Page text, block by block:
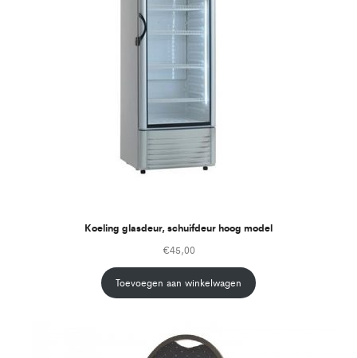
Koeling glasdeur, schuifdeur hoog model
€45,00
Toevoegen aan winkelwagen